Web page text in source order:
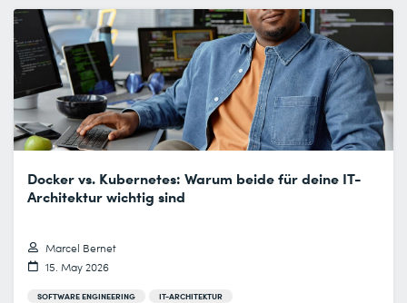
Docker vs. Kubernetes: Warum beide für deine IT-
Architektur wichtig sind
Marcel Bernet
15. May 2026
SOFTWARE ENGINEERING IT-ARCHITEKTUR